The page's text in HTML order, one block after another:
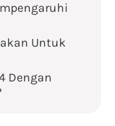
Untuk
Dengan